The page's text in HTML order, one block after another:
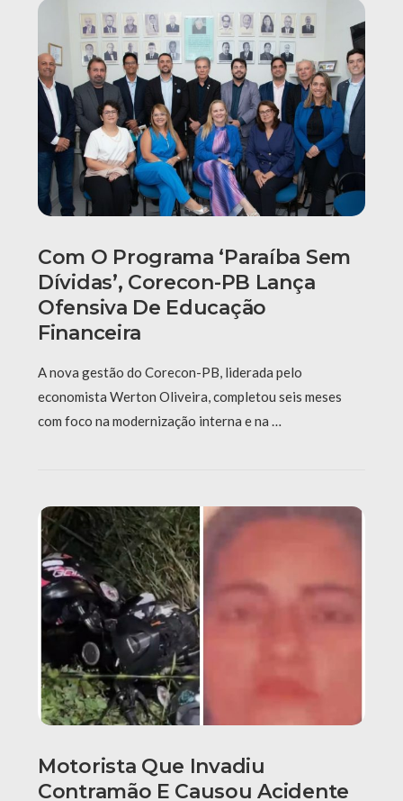
Com O Programa ‘Paraíba Sem
Dívidas’, Corecon-PB Lança
Ofensiva De Educação
Financeira
A nova gestão do Corecon-PB, liderada pelo
economista Werton Oliveira, completou seis meses
com foco na modernização interna e na …
Motorista Que Invadiu
Contramão E Causou Acidente